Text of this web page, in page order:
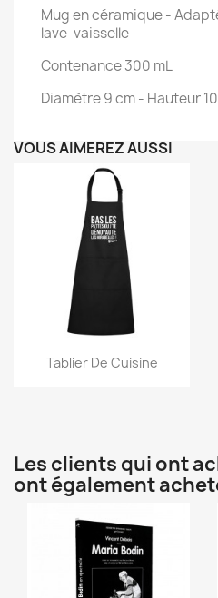
Mug en céramique -
lave-vaisselle
Contenance 300 mL
Diamètre 9 cm - Hauteur
VOUS AIMEREZ AUSSI
Aperçu rapide
Tablier De Cuisine
Les clients qui ont
ont également